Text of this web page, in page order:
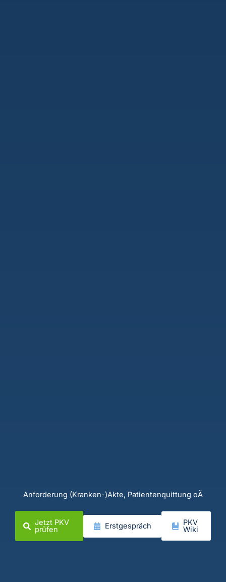
Anforderung (Kranken-)Akte, Patientenquittung oÄ
Jetzt PKV
prüfen Erstgespräch PKV
Wiki